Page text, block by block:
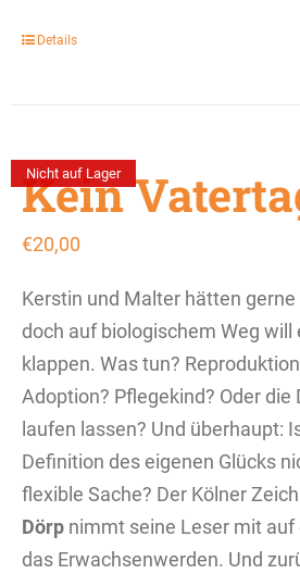
Details
Nicht auf Lager
Kein
€20,00
Kerstin und Malter hätten gerne
doch auf biologischem Weg will
klappen. Was tun?
Adoption? Pflegekind? Oder die
laufen lassen? Und überhaupt:
Definition des eigenen Glücks
flexible Sache? Der Kölner
Dörp nimmt seine Leser mit auf
das Erwachsenwerden. Und